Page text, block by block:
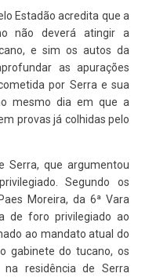
Estadão acredita que a
não deverá atingir a
e sim os autos da
as apurações
por Serra e sua
mesmo dia em que a
provas já colhidas pelo
Serra, que argumentou
Segundo os
Moreira, da 6ª Vara
de foro privilegiado ao
ao mandato atual do
gabinete do tucano, os
residência de Serra